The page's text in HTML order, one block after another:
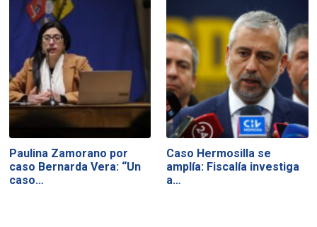
Paulina Zamorano por
caso Bernarda Vera: “Un
caso…
Caso Hermosilla se
amplía: Fiscalía investiga
a…